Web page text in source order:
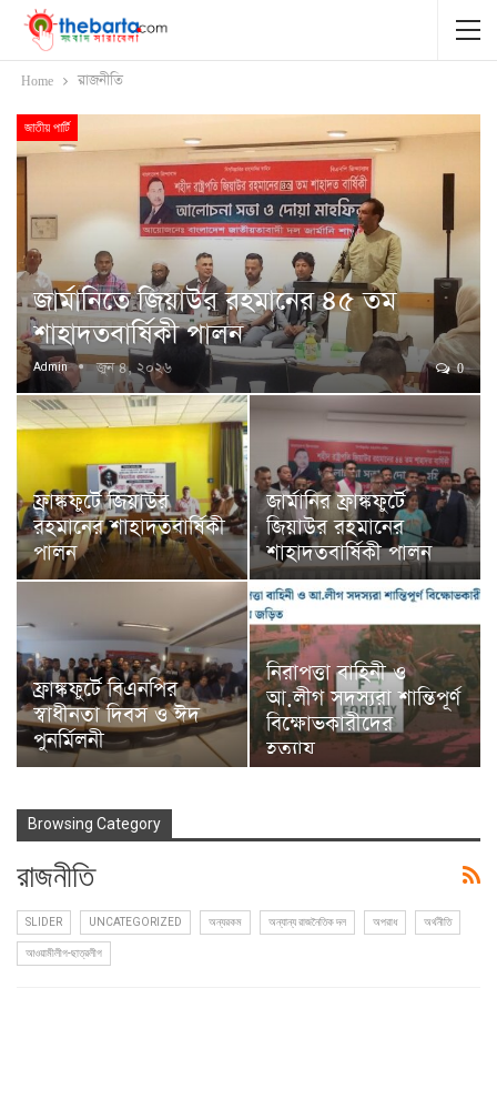
Home রাজনীতি
জাতীয় পার্টি
জার্মানিতে জিয়াউর রহমানের ৪৫ তম
শাহাদতবার্ষিকী পালন
Admin জুন ৪, ২০২৬ 0
ফ্রাঙ্কফুর্টে জিয়াউর
রহমানের শাহাদতবার্ষিকী
পালন
জার্মানির ফ্রাঙ্কফুর্টে
জিয়াউর রহমানের
শাহাদতবার্ষিকী পালন
ফ্রাঙ্কফুর্টে বিএনপির
স্বাধীনতা দিবস ও ঈদ
পুনর্মিলনী
নিরাপত্তা বাহিনী ও
আ.লীগ সদস্যরা শান্তিপূর্ণ
বিক্ষোভকারীদের
হত্যায়…
Browsing Category
রাজনীতি
SLIDER UNCATEGORIZED অন্যরকম অন্যান্য রাজনৈতিক দল অপরাধ অর্থনীতি
আওয়ামীলীগ-ছাত্রলীগ